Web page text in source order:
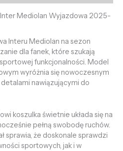
Inter Mediolan Wyjazdowa 2025-
Interu Mediolan na sezon
dla fanek, które szukają
funkcjonalności. Model
wyróżnia się nowoczesnym
nawiązującymi do
koszulka świetnie układa się na
pełną swobodę ruchów.
sprawia, że doskonale sprawdzi
sportowych, jak i w